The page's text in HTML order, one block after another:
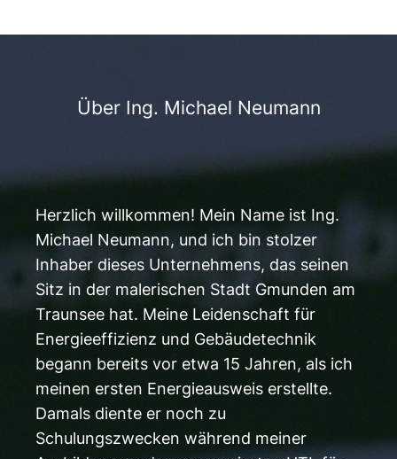
Über Ing. Michael Neumann
Herzlich willkommen! Mein Name ist Ing.
Michael Neumann, und ich bin stolzer
Inhaber dieses Unternehmens, das seinen
Sitz in der malerischen Stadt Gmunden am
Traunsee hat. Meine Leidenschaft für
Energieeffizienz und Gebäudetechnik
begann bereits vor etwa 15 Jahren, als ich
meinen ersten Energieausweis erstellte.
Damals diente er noch zu
Schulungszwecken während meiner